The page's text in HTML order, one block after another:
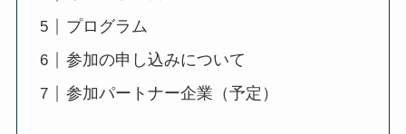
プログラム
参加の申し込みについて
参加パートナー企業（予定）